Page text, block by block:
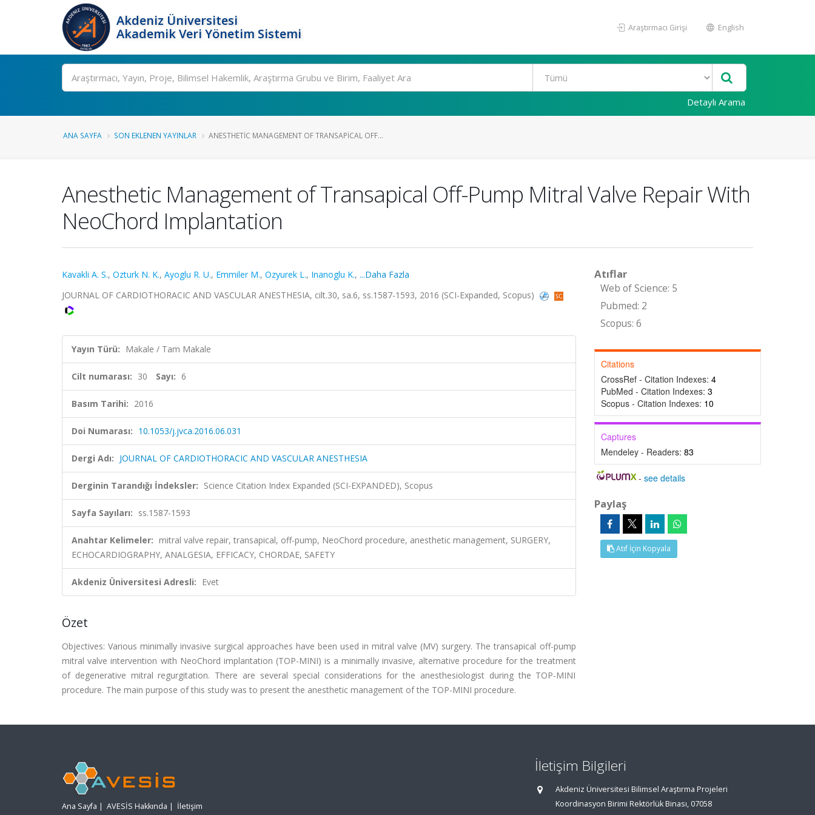
Akdeniz Üniversitesi
Akademik Veri Yönetim Sistemi
Araştırmacı Girişi English
Ara
Detaylı Arama
ANA SAYFA SON EKLENEN YAYINLAR ANESTHETIC MANAGEMENT OF TRANSAPICAL OFF...
Anesthetic Management of Transapical Off-Pump Mitral Valve Repair With
NeoChord Implantation
Kavakli A. S., Ozturk N. K., Ayoglu R. U., Emmiler M., Ozyurek L., Inanoglu K., ...Daha Fazla
JOURNAL OF CARDIOTHORACIC AND VASCULAR ANESTHESIA, cilt.30, sa.6, ss.1587-1593, 2016 (SCI-Expanded, Scopus)
Yayın Türü: Makale / Tam Makale
Cilt numarası: 30 Sayı: 6
Basım Tarihi: 2016
Doi Numarası: 10.1053/j.jvca.2016.06.031
Dergi Adı: JOURNAL OF CARDIOTHORACIC AND VASCULAR ANESTHESIA
Derginin Tarandığı İndeksler: Science Citation Index Expanded (SCI-EXPANDED), Scopus
Sayfa Sayıları: ss.1587-1593
Anahtar Kelimeler: mitral valve repair, transapical, off-pump, NeoChord procedure, anesthetic management, SURGERY,
ECHOCARDIOGRAPHY, ANALGESIA, EFFICACY, CHORDAE, SAFETY
Akdeniz Üniversitesi Adresli: Evet
Özet
Objectives: Various minimally invasive surgical approaches have been used in mitral valve (MV) surgery. The transapical off-pump
mitral valve intervention with NeoChord implantation (TOP-MINI) is a minimally invasive, alternative procedure for the treatment
of degenerative mitral regurgitation. There are several special considerations for the anesthesiologist during the TOP-MINI
procedure. The main purpose of this study was to present the anesthetic management of the TOP-MINI procedure.
Atıflar
Web of Science: 5
Pubmed: 2
Scopus: 6
Citations
CrossRef - Citation Indexes: 4
PubMed - Citation Indexes: 3
Scopus - Citation Indexes: 10
Captures
Mendeley - Readers: 83
-see details
Paylaş
Atıf İçin Kopyala
Ana Sayfa | AVESİS Hakkında | İletişim
İletişim Bilgileri
Akdeniz Üniversitesi Bilimsel Araştırma Projeleri
Koordinasyon Birimi Rektörlük Binası, 07058